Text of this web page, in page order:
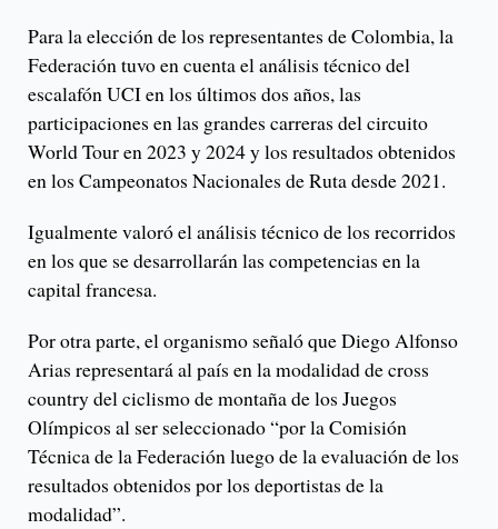
Para la elección de los representantes de Colombia, la
Federación tuvo en cuenta el análisis técnico del
escalafón UCI en los últimos dos años, las
participaciones en las grandes carreras del circuito
World Tour en 2023 y 2024 y los resultados obtenidos
en los Campeonatos Nacionales de Ruta desde 2021.
Igualmente valoró el análisis técnico de los recorridos
en los que se desarrollarán las competencias en la
capital francesa.
Por otra parte, el organismo señaló que Diego Alfonso
Arias representará al país en la modalidad de cross
country del ciclismo de montaña de los Juegos
Olímpicos al ser seleccionado “por la Comisión
Técnica de la Federación luego de la evaluación de los
resultados obtenidos por los deportistas de la
modalidad”.